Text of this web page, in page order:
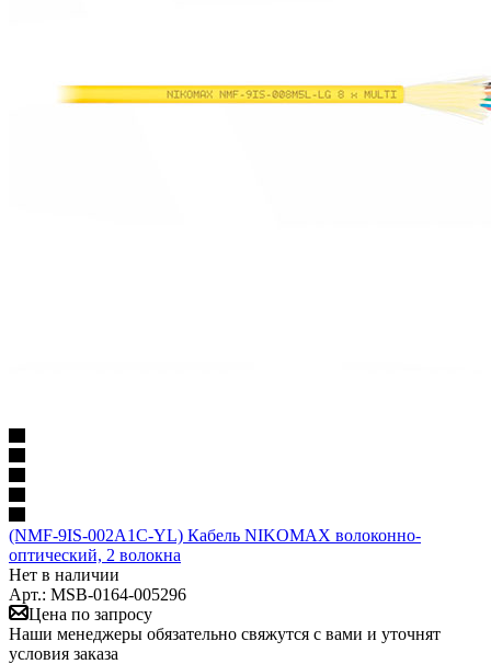
(NMF-9IS-002A1C-YL) Кабель NIKOMAX волоконно-
оптический, 2 волокна
Нет в наличии
Арт.: MSB-0164-005296
Цена по запросу
Наши менеджеры обязательно свяжутся с вами и уточнят
условия заказа